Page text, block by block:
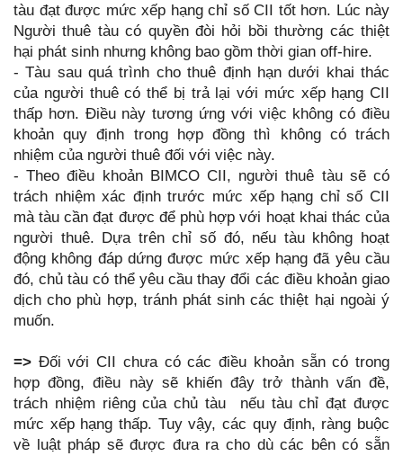
tàu đạt được mức xếp hạng chỉ số CII tốt hơn. Lúc này
Người thuê tàu có quyền đòi hỏi bồi thường các thiệt
hại phát sinh nhưng không bao gồm thời gian off-hire.
- Tàu sau quá trình cho thuê định hạn dưới khai thác
của người thuê có thể bị trả lại với mức xếp hạng CII
thấp hơn. Điều này tương ứng với việc không có điều
khoản quy định trong hợp đồng thì không có trách
nhiệm của người thuê đối với việc này.
- Theo điều khoản BIMCO CII, người thuê tàu sẽ có
trách nhiệm xác định trước mức xếp hạng chỉ số CII
mà tàu cần đạt được để phù hợp với hoạt khai thác của
người thuê. Dựa trên chỉ số đó, nếu tàu không hoạt
động không đáp dứng được mức xếp hạng đã yêu cầu
đó, chủ tàu có thể yêu cầu thay đổi các điều khoản giao
dịch cho phù hợp, tránh phát sinh các thiệt hại ngoài ý
muốn.
=> Đối với CII chưa có các điều khoản sẵn có trong
hợp đồng, điều này sẽ khiến đây trở thành vấn đề,
trách nhiệm riêng của chủ tàu nếu tàu chỉ đạt được
mức xếp hạng thấp. Tuy vậy, các quy định, ràng buộc
về luật pháp sẽ được đưa ra cho dù các bên có sẵn